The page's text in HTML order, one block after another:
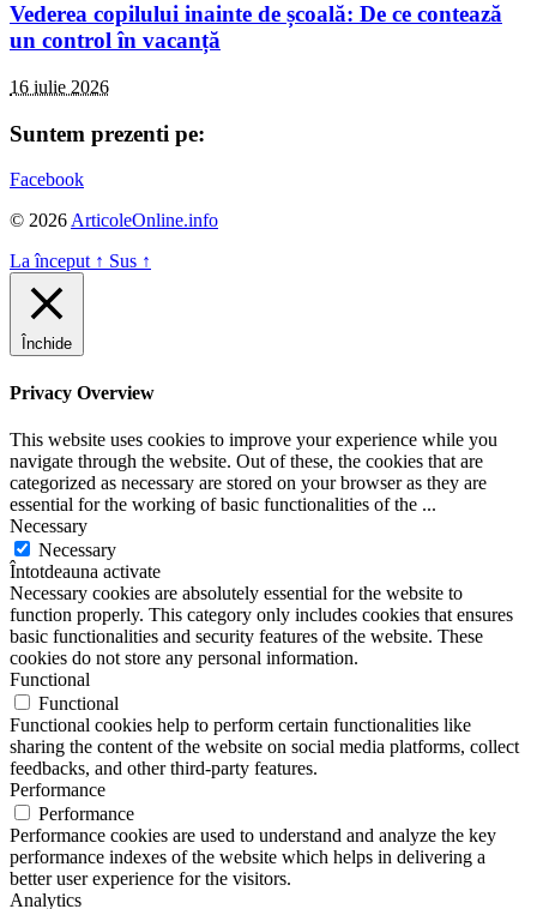
Vederea copilului inainte de școală: De ce contează
un control în vacanță
16 iulie 2026
Suntem prezenti pe:
Facebook
© 2026 ArticoleOnline.info
La început ↑ Sus ↑
Închide
Privacy Overview
This website uses cookies to improve your experience while you
navigate through the website. Out of these, the cookies that are
categorized as necessary are stored on your browser as they are
essential for the working of basic functionalities of the ...
Necessary
Necessary
Întotdeauna activate
Necessary cookies are absolutely essential for the website to
function properly. This category only includes cookies that ensures
basic functionalities and security features of the website. These
cookies do not store any personal information.
Functional
Functional
Functional cookies help to perform certain functionalities like
sharing the content of the website on social media platforms, collect
feedbacks, and other third-party features.
Performance
Performance
Performance cookies are used to understand and analyze the key
performance indexes of the website which helps in delivering a
better user experience for the visitors.
Analytics